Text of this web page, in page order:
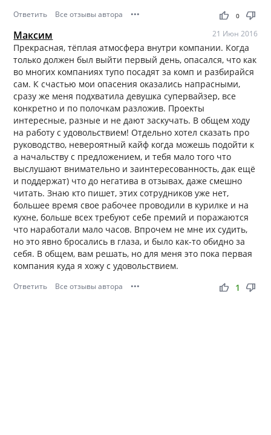
Ответить Все отзывы автора ••• thumb_up thumb_down
0
Максим 21 Июн 2016
Прекрасная, тёплая атмосфера внутри компании. Когда
только должен был выйти первый день, опасался, что как
во многих компаниях тупо посадят за комп и разбирайся
сам. К счастью мои опасения оказались напрасными,
сразу же меня подхватила девушка супервайзер, все
конкретно и по полочкам разложив. Проекты
интересные, разные и не дают заскучать. В общем ходу
на работу с удовольствием! Отдельно хотел сказать про
руководство, невероятный кайф когда можешь подойти к
а начальству с предложением, и тебя мало того что
выслушают внимательно и заинтересованность, дак ещё
и поддержат) что до негатива в отзывах, даже смешно
читать. Знаю кто пишет, этих сотрудников уже нет,
большее время свое рабочее проводили в курилке и на
кухне, больше всех требуют себе премий и поражаются
что наработали мало часов. Впрочем не мне их судить,
но это явно бросались в глаза, и было как-то обидно за
себя. В общем, вам решать, но для меня это пока первая
компания куда я хожу с удовольствием.
Ответить Все отзывы автора ••• thumb_up thumb_down
1